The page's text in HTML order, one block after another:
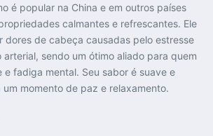
é popular na China e em outros países
calmantes e refrescantes. Ele
dores de cabeça causadas pelo estresse
sendo um ótimo aliado para quem
e fadiga mental. Seu sabor é suave e
momento de paz e relaxamento.